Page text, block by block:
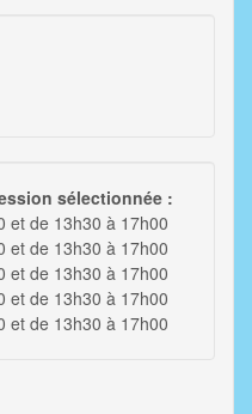
sélectionnée :
et de 13h30 à 17h00
et de 13h30 à 17h00
et de 13h30 à 17h00
et de 13h30 à 17h00
et de 13h30 à 17h00